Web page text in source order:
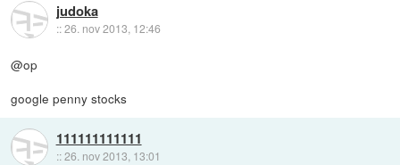
judoka
::26. nov 2013, 12:46
@op
google penny stocks
111111111111
::26. nov 2013, 13:01